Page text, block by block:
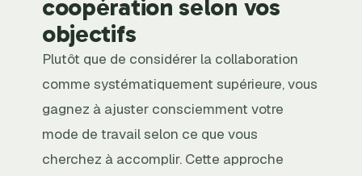
coopération selon vos
objectifs
Plutôt que de considérer la collaboration
comme systématiquement supérieure, vous
gagnez à ajuster consciemment votre
mode de travail selon ce que vous
cherchez à accomplir. Cette approche